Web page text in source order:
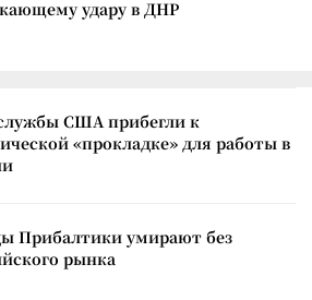
удару в ДНР
США прибегли к
«прокладке» для работы в
Прибалтики умирают без
рынка